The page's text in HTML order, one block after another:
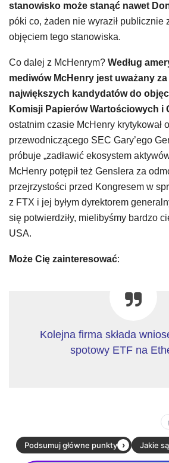
stanowisko może stanąć nawet
póki co, żaden nie wyraził publicznie
objęciem tego stanowiska.
Co dalej z McHenrym? Według
mediwów McHenry jest uważany
największych kandydatów do
Komisji Papierów Wartościowych i
ostatnim czasie McHenry krytykował
przewodniczącego SEC Gary’ego
próbuje „zadławić ekosystem
McHenry potępił też Genslera za
przejrzystości przed Kongresem w
z FTX i jej byłym dyrektorem
się potwierdziły, mielibyśmy bardzo
USA.
Może Cię zainteresować:
Kolejna firma składa
spotowy ETF na